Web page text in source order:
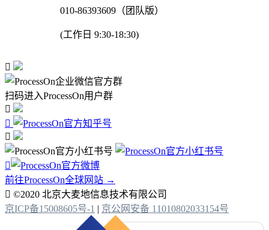
010-86393609（团队版）
(工作日 9:30-18:30)

扫码进入ProcessOn用户群




前往ProcessOn全球网站 →
 ©2020 北京大麦地信息技术有限公司
京ICP备15008605号-1 | 京公网安备 11010802033154号